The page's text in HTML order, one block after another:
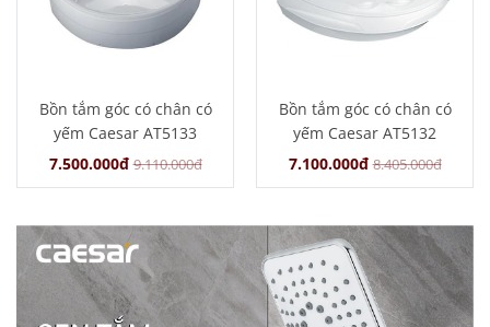
Bồn tắm góc có chân có
yếm Caesar AT5133
7.500.000đ 9.110.000đ
Bồn tắm góc có chân có
yếm Caesar AT5132
7.100.000đ 8.405.000đ